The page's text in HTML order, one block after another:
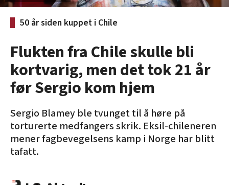
50 år siden kuppet i Chile
Flukten fra Chile skulle bli
kortvarig, men det tok 21 år
før Sergio kom hjem
Sergio Blamey ble tvunget til å høre på
torturerte medfangers skrik. Eksil-chileneren
mener fagbevegelsens kamp i Norge har blitt
tafatt.